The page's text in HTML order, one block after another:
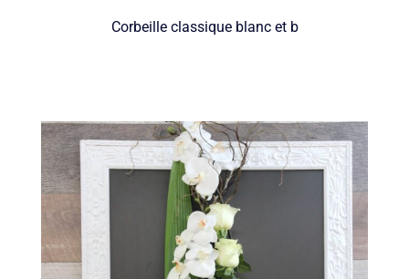
Corbeille classique blanc et b